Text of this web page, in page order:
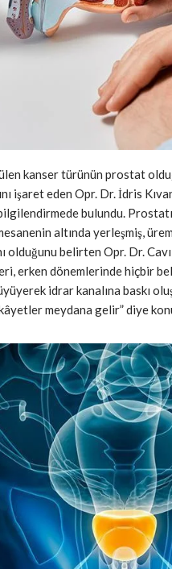
kanser türünün prostat
işaret eden Opr. Dr. İdris
bulundu.
altında yerleşmiş,
olduğunu belirten Opr. Dr.
erken dönemlerinde hiçbir
idrar kanalına baskı
meydana gelir” diye